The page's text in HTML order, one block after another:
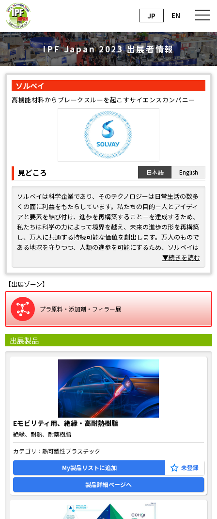
JP EN
IPF Japan 2023 出展者情報
ソルベイ
高機能材料からブレークスルーを起こすサイエンスカンパニー
見どころ 日本語 English
ソルベイは科学企業であり、そのテクノロジーは日常生活の数多
くの面に利益をもたらしています。私たちの目的－人とアイディ
アと要素を結び付け、進歩を再構築すること－を達成するため、
私たちは科学の力によって境界を越え、未来の進歩の形を再構築
し、万人に共通する持続可能な価値を創出します。万人のもので
ある地球を守りつつ、人類の進歩を可能にするため、ソルベイは
人口増と資源の探求に直面する世界に、次のブレイクスルーをも
たらす原動力になることを目指します。私たちは顧客およびパー
トナーと密接な絆を築き、今日の、そして将来のメガトレンドに
対処します。マテリアルズ、ケミカルズ、ソリューションズのグ
ローバルリーダーとして、ソルベイは航空機、自動車、バッテリ
ー、スマートデバイス、医療機器、水処理、空気処理といった部
門に進歩をもたらし、産業と社会および環境にとっての重要課題
の解決を目指します。より安全かつクリーンで持続可能な製品に
貢献する、私たちの革新的ソリューションにご期待ください。
▼続きを読む
【出展ゾーン】
プラ原料・添加剤・フィラー展
出展製品
Eモビリティ用、絶縁・高耐熱樹脂
絶縁、耐熱、耐薬樹脂
カテゴリ： 熱可塑性プラスチック
My製品リストに追加
製品詳細ページへ